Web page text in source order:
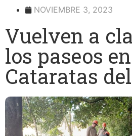
NOVIEMBRE 3, 2023
Vuelven a
los paseos
Cataratas